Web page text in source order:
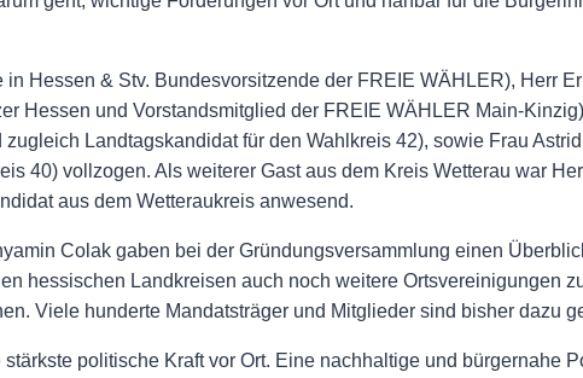
Hessen & Stv. Bundesvorsitzende der FREIE WÄHLER), Herr
Hessen und Vorstandsmitglied der FREIE WÄHLER Main-
Landtagskandidat für den Wahlkreis 42), sowie Frau
40) vollzogen. Als weiterer Gast aus dem Kreis Wetterau war
aus dem Wetteraukreis anwesend.
Colak gaben bei der Gründungsversammlung einen
hessischen Landkreisen auch noch weitere Ortsvereinigungen
Viele hunderte Mandatsträger und Mitglieder sind bisher dazu
politische Kraft vor Ort. Eine nachhaltige und bürgernahe